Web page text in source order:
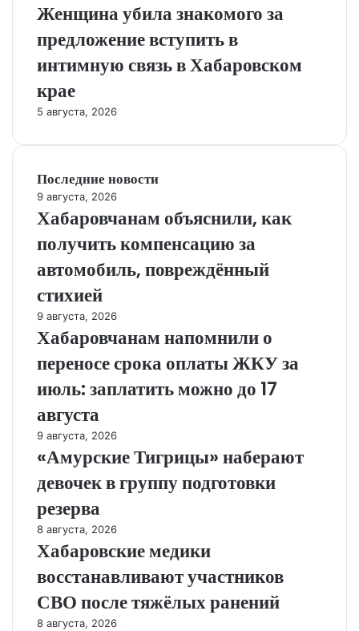
Женщина убила знакомого за
предложение вступить в
интимную связь в Хабаровском
крае
5 августа, 2026
Последние новости
9 августа, 2026
Хабаровчанам объяснили, как
получить компенсацию за
автомобиль, повреждённый
стихией
9 августа, 2026
Хабаровчанам напомнили о
переносе срока оплаты ЖКУ за
июль: заплатить можно до 17
августа
9 августа, 2026
«Амурские Тигрицы» наберают
девочек в группу подготовки
резерва
8 августа, 2026
Хабаровские медики
восстанавливают участников
СВО после тяжёлых ранений
8 августа, 2026